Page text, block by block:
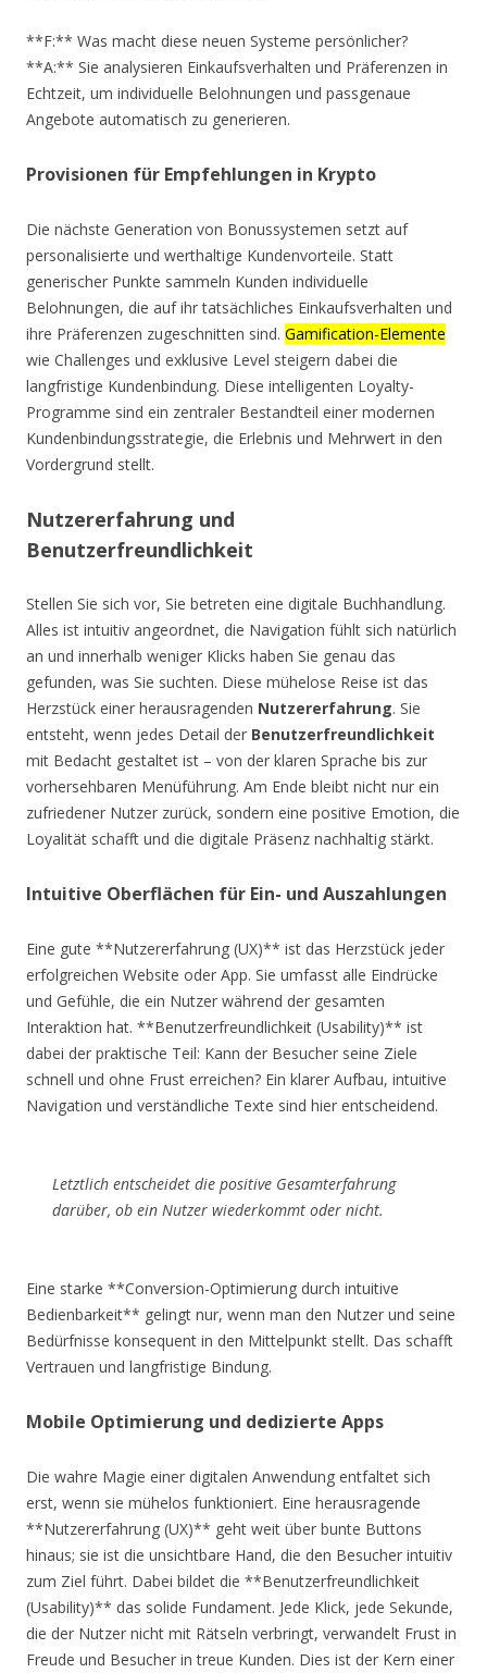
**F:** Was macht diese neuen Systeme persönlicher?
**A:** Sie analysieren Einkaufsverhalten und Präferenzen in
Echtzeit, um individuelle Belohnungen und passgenaue
Angebote automatisch zu generieren.
Provisionen für Empfehlungen in Krypto
Die nächste Generation von Bonussystemen setzt auf
personalisierte und werthaltige Kundenvorteile. Statt
generischer Punkte sammeln Kunden individuelle
Belohnungen, die auf ihr tatsächliches Einkaufsverhalten und
ihre Präferenzen zugeschnitten sind. Gamification-Elemente
wie Challenges und exklusive Level steigern dabei die
langfristige Kundenbindung. Diese intelligenten Loyalty-
Programme sind ein zentraler Bestandteil einer modernen
Kundenbindungsstrategie, die Erlebnis und Mehrwert in den
Vordergrund stellt.
Nutzererfahrung und
Benutzerfreundlichkeit
Stellen Sie sich vor, Sie betreten eine digitale Buchhandlung.
Alles ist intuitiv angeordnet, die Navigation fühlt sich natürlich
an und innerhalb weniger Klicks haben Sie genau das
gefunden, was Sie suchten. Diese mühelose Reise ist das
Herzstück einer herausragenden Nutzererfahrung. Sie
entsteht, wenn jedes Detail der Benutzerfreundlichkeit
mit Bedacht gestaltet ist – von der klaren Sprache bis zur
vorhersehbaren Menüführung. Am Ende bleibt nicht nur ein
zufriedener Nutzer zurück, sondern eine positive Emotion, die
Loyalität schafft und die digitale Präsenz nachhaltig stärkt.
Intuitive Oberflächen für Ein- und Auszahlungen
Eine gute **Nutzererfahrung (UX)** ist das Herzstück jeder
erfolgreichen Website oder App. Sie umfasst alle Eindrücke
und Gefühle, die ein Nutzer während der gesamten
Interaktion hat. **Benutzerfreundlichkeit (Usability)** ist
dabei der praktische Teil: Kann der Besucher seine Ziele
schnell und ohne Frust erreichen? Ein klarer Aufbau, intuitive
Navigation und verständliche Texte sind hier entscheidend.
Letztlich entscheidet die positive Gesamterfahrung
darüber, ob ein Nutzer wiederkommt oder nicht.
Eine starke **Conversion-Optimierung durch intuitive
Bedienbarkeit** gelingt nur, wenn man den Nutzer und seine
Bedürfnisse konsequent in den Mittelpunkt stellt. Das schafft
Vertrauen und langfristige Bindung.
Mobile Optimierung und dedizierte Apps
Die wahre Magie einer digitalen Anwendung entfaltet sich
erst, wenn sie mühelos funktioniert. Eine herausragende
**Nutzererfahrung (UX)** geht weit über bunte Buttons
hinaus; sie ist die unsichtbare Hand, die den Besucher intuitiv
zum Ziel führt. Dabei bildet die **Benutzerfreundlichkeit
(Usability)** das solide Fundament. Jede Klick, jede Sekunde,
die der Nutzer nicht mit Rätseln verbringt, verwandelt Frust in
Freude und Besucher in treue Kunden. Dies ist der Kern einer